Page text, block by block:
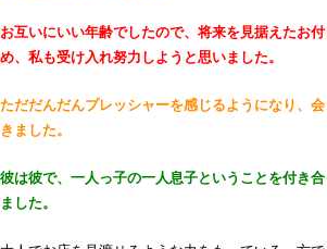
お互いにいい年齢でしたので、将来を見据えたお
め、私も受け入れ努力しようと思いました。
ただだんだんプレッシャーを感じるようになり、
きました。
彼は彼で、一人っ子の一人息子ということを付き
ました。